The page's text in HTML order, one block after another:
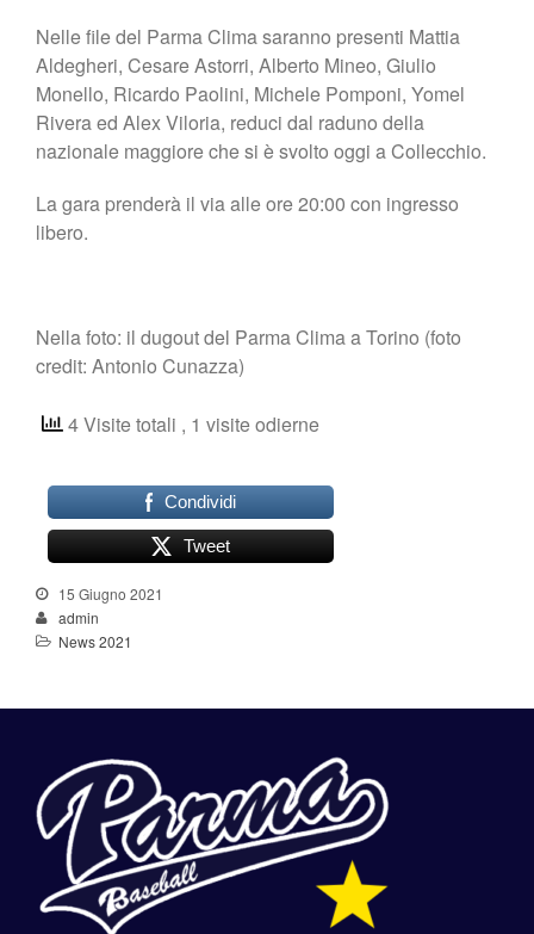
Nelle file del Parma Clima saranno presenti Mattia
Aldegheri, Cesare Astorri, Alberto Mineo, Giulio
Monello, Ricardo Paolini, Michele Pomponi, Yomel
Rivera ed Alex Viloria, reduci dal raduno della
nazionale maggiore che si è svolto oggi a Collecchio.
La gara prenderà il via alle ore 20:00 con ingresso
libero.
Nella foto: il dugout del Parma Clima a Torino (foto
credit: Antonio Cunazza)
4 Visite totali , 1 visite odierne
Condividi
Tweet
15 Giugno 2021
admin
News 2021